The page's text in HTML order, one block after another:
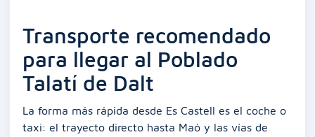
Transporte recomendado
para llegar al Poblado
Talatí de Dalt
La forma más rápida desde Es Castell es el coche o
taxi: el trayecto directo hasta Maó y las vías de